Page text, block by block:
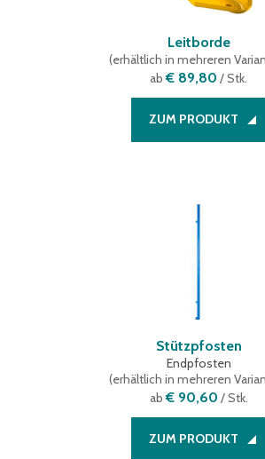
Leitborde
(erhältlich in mehreren
ab€ 89,80 / Stk.
ZUM PRODUKT
Stützpfosten
Endpfosten
(erhältlich in mehreren
ab€ 90,60 / Stk.
ZUM PRODUKT